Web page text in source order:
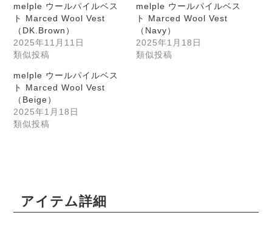
melple ウールパイルベス
ト Marced Wool Vest
（DK.Brown）
2025年11月11日
類似投稿
melple ウールパイルベス
ト Marced Wool Vest
（Navy）
2025年1月18日
類似投稿
melple ウールパイルベス
ト Marced Wool Vest
（Beige）
2025年1月18日
類似投稿
アイテム詳細